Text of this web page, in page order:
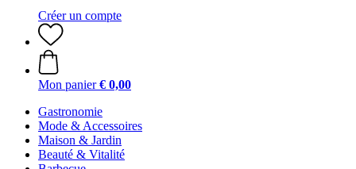
Créer un compte
Mon panier € 0,00
Gastronomie
Mode & Accessoires
Maison & Jardin
Beauté & Vitalité